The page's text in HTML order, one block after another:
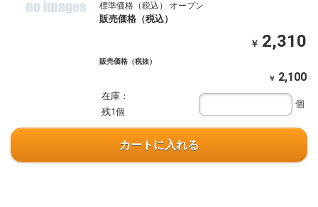
標準価格（税込） オープン
販売価格（税込）
￥ 2,310
販売価格（税抜）
￥ 2,100
在庫：
残1個
個
カートに入れる